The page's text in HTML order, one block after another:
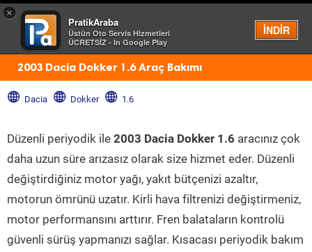
×
PratikAraba
Üstün Oto Servis Hizmetleri
ÜCRETSİZ - In Google Play
İNDİR
Menü
2003 Dacia Dokker 1.6 Araç Bakımı
Dacia Dokker 1.6
Düzenli periyodik ile 2003 Dacia Dokker 1.6 aracınız çok
daha uzun süre arızasız olarak size hizmet eder. Düzenli
değiştirdiğiniz motor yağı, yakıt bütçenizi azaltır,
motorun ömrünü uzatır. Kirli hava filtrenizi değiştirmeniz,
motor performansını arttırır. Fren balataların kontrolü
güvenli sürüş yapmanızı sağlar. Kısacası periyodik bakım